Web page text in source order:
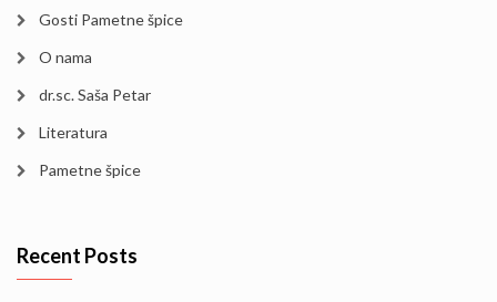
Gosti Pametne špice
O nama
dr.sc. Saša Petar
Literatura
Pametne špice
Recent Posts